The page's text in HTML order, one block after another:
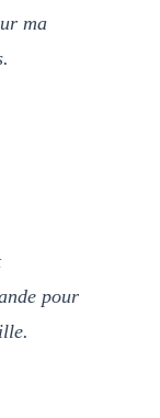
ma
pour